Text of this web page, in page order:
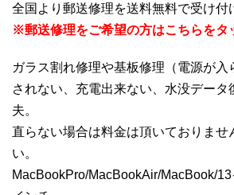
全国より郵送修理を送料無料で受け付
※郵送修理をご希望の方はこちらをタ
ガラス割れ修理や基板修理（電源が入
されない、充電出来ない、水没データ
夫。
直らない場合は料金は頂いておりませ
い。
MacBookPro/MacBookAir/MacBook/